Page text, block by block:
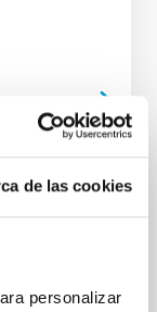
de las cookies
personalizar